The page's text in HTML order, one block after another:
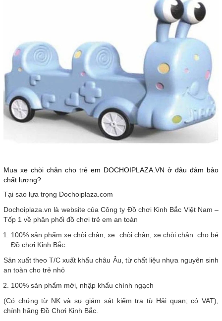
Mua xe chòi chân cho trẻ em DOCHOIPLAZA.VN ở đâu đảm bảo
chất lượng?
Tại sao lựa trọng Dochoiplaza.com
Dochoiplaza.vn là website của Công ty Đồ chơi Kinh Bắc Việt Nam –
Tốp 1 về phân phối đồ chơi trẻ em an toàn
100% sản phẩm xe chòi chân, xe chòi chân, xe chòi chân cho bé
Đồ chơi Kinh Bắc.
Sản xuất theo T/C xuất khẩu châu Âu, từ chất liệu nhựa nguyên sinh
an toàn cho trẻ nhỏ
100% sản phẩm mới, nhập khẩu chính ngạch
(Có chứng từ NK và sự giám sát kiểm tra từ Hải quan; có VAT),
chính hãng Đồ Chơi Kinh Bắc.